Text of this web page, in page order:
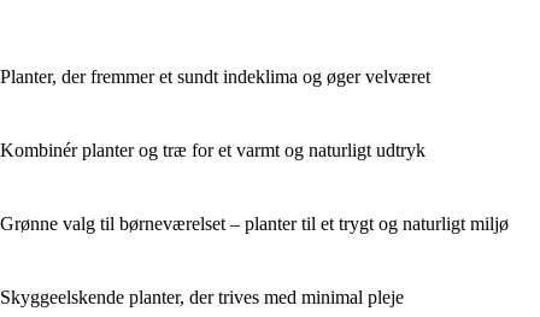
Planter, der fremmer et sundt indeklima og øger velværet
Kombinér planter og træ for et varmt og naturligt udtryk
Grønne valg til børneværelset – planter til et trygt og naturligt miljø
Skyggeelskende planter, der trives med minimal pleje